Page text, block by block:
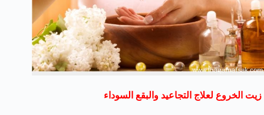
زيت الخروع لعلاج التجاعيد والبقع السوداء